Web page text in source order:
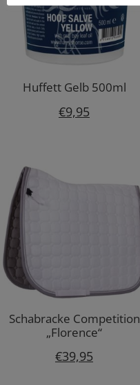
Huffett Gelb 500ml
€9,95
Schabracke Competition
„Florence“
€39,95